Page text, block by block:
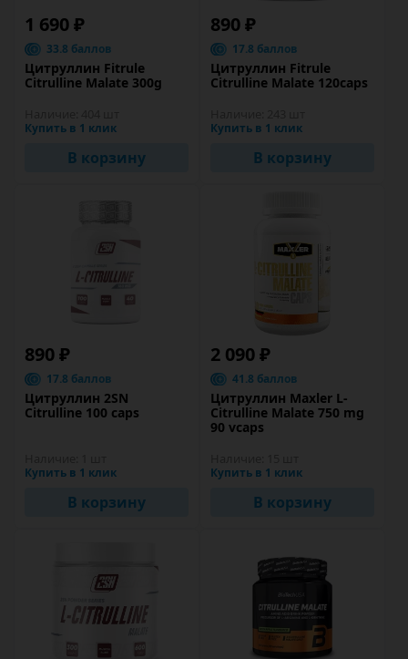
1 690 ₽
33.8 баллов
Цитруллин Fitrule
Citrulline Malate 300g
Купить в 1 клик
В корзину
890 ₽
17.8 баллов
Цитруллин Fitrule
Citrulline Malate 120caps
Купить в 1 клик
В корзину
890 ₽
17.8 баллов
Цитруллин 2SN
Citrulline 100 caps
Купить в 1 клик
В корзину
2 090 ₽
41.8 баллов
Цитруллин Maxler L-
Citrulline Malate 750 mg
90 vcaps
Купить в 1 клик
В корзину